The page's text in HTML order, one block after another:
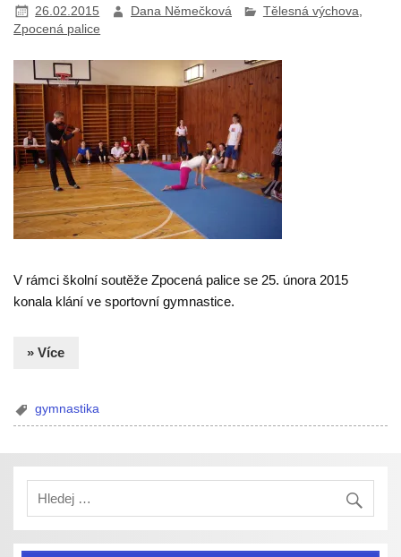
26.02.2015 Dana Němečková Tělesná výchova
Zpocená palice
V rámci školní soutěže Zpocená palice se 25. února 2015
konala klání ve sportovní gymnastice.
» Více
gymnastika